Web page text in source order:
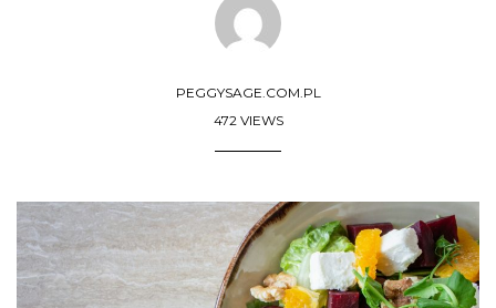
PEGGYSAGE.COM.PL
472 VIEWS